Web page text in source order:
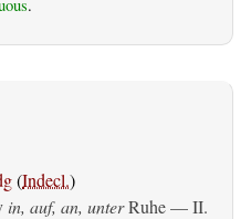
.
(Indecl.)
in, auf, an, unterRuhe — II.